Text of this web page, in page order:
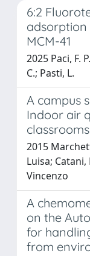
6:2
MCM-41
2025 Paci, F.
C.; Pasti, L.
A campus
Indoor air
classrooms
2015
Luisa;
Vincenzo
A
on the
for
from